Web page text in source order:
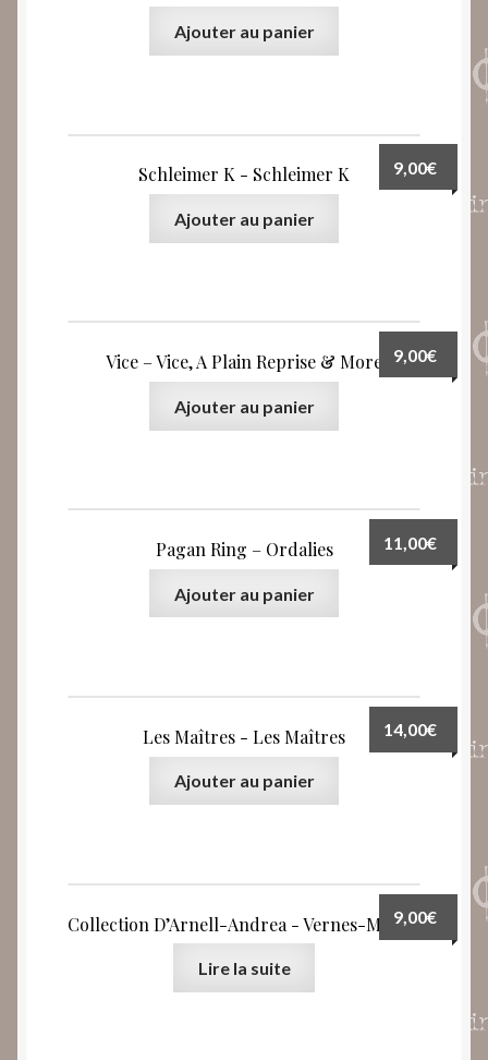
Ajouter au panier
Schleimer K ‎- Schleimer K 9,00€
Ajouter au panier
Vice – Vice, A Plain Reprise & More 9,00€
Ajouter au panier
Pagan Ring – Ordalies 11,00€
Ajouter au panier
Les Maîtres ‎- Les Maîtres 14,00€
Ajouter au panier
Collection D’Arnell-Andrea ‎- Vernes-Monde
9,00€
Lire la suite